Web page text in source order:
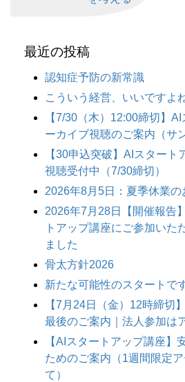
最近の投稿
認知症予防の新常識
こういう経営、いいですよ
【7/30（木）12:00締切】
ーカイブ視聴のご案内（サ
【30申込突破】AIスター
視聴受付中（7/30締切）
2026年8月5日：夏季休業の
2026年7月28日【開催報告
トアップ講座にご参加いた
ました
骨太方針2026
新たな可能性のスタートで
【7月24日（金）12時締切
最後のご案内｜法人参加は
【AIスタートアップ講座】
ためのご案内（1週間限定
て）